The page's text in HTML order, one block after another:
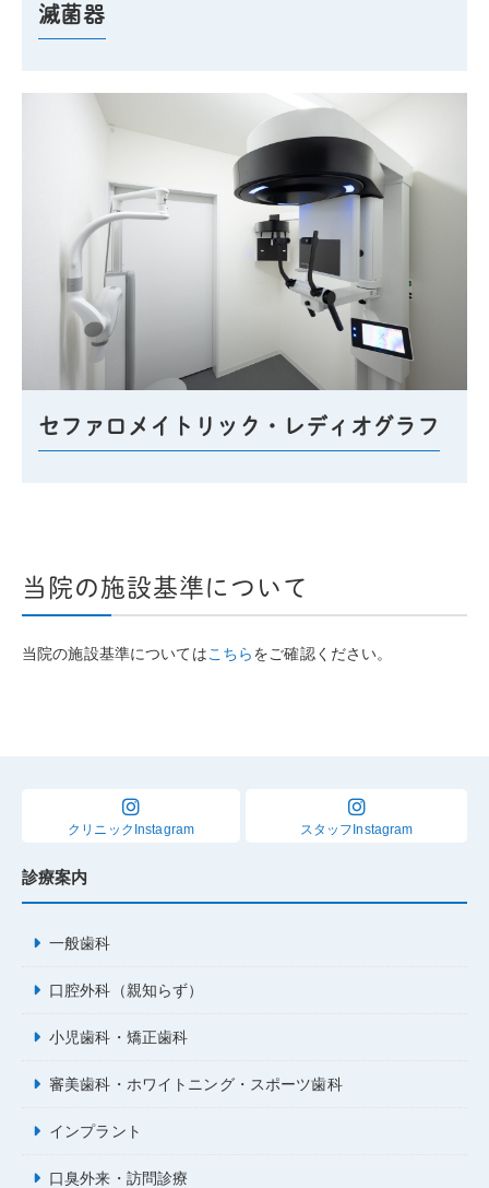
滅菌器
セファロメイトリック・レディオグラフ
当院の施設基準について
当院の施設基準についてはこちらをご確認ください。
クリニックInstagram スタッフInstagram
診療案内
一般歯科
口腔外科（親知らず）
小児歯科・矯正歯科
審美歯科・ホワイトニング・スポーツ歯科
インプラント
口臭外来・訪問診療